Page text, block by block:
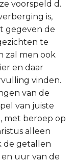
voorspeld d.
is,
gegeven de
te
zal men ook
en daar
vinden.
van de
van juiste
met beroep op
alleen
de getallen
uur van de